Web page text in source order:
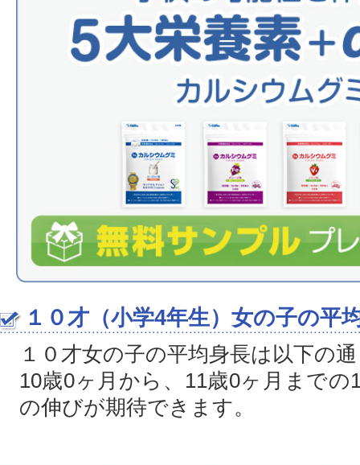
１０才（小学4年生）女の子の平
１０才女の子の平均身長は以下の
10歳0ヶ月から、11歳0ヶ月までの
の伸びが期待できます。